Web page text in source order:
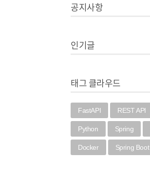
공지사항
인기글
태그 클라우드
FastAPI REST API
Python Spring
Docker Spring Boot